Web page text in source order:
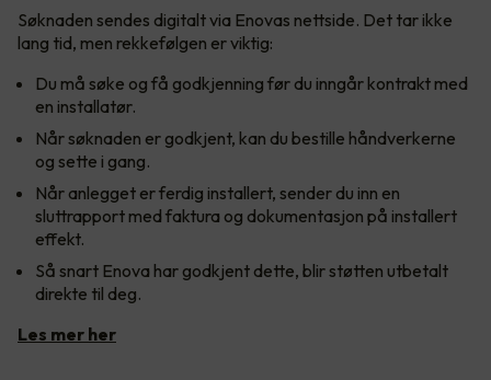
Søknaden sendes digitalt via Enovas nettside. Det tar ikke
lang tid, men rekkefølgen er viktig:
Du må søke og få godkjenning før du inngår kontrakt med
en installatør.
Når søknaden er godkjent, kan du bestille håndverkerne
og sette i gang.
Når anlegget er ferdig installert, sender du inn en
sluttrapport med faktura og dokumentasjon på installert
effekt.
Så snart Enova har godkjent dette, blir støtten utbetalt
direkte til deg.
Les mer her